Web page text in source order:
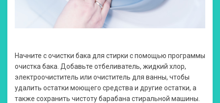
Начните с очистки бака для стирки с помощью программы
очистка бака. Добавьте отбеливатель, жидкий хлор,
электроочиститель или очиститель для ванны, чтобы
удалить остатки моющего средства и другие остатки, а
также сохранить чистоту барабана стиральной машины.